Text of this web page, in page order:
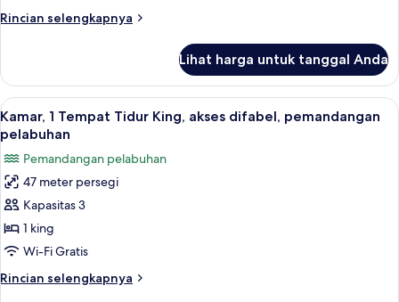
King,
kota
Rincian selengkapnya
Rincian
Kamar,
Tempat
Tidur
King,
balkon,
pemandangan
kota
Lihat harga untuk tanggal Anda
Lihat
semua
foto
untuk
Kamar,
1
Tempat
Tidur
King,
akses
5
Kamar, 1 Tempat Tidur King, akses difabel, pemandangan
pelabuhan
Pemandangan pelabuhan
47 meter persegi
Kapasitas 3
1 king
Wi-Fi Gratis
Rincian selengkapnya
Rincian